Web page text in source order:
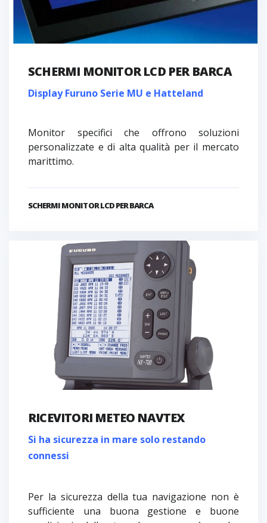
SCHERMI MONITOR LCD PER BARCA
Display Furuno Serie MU e Hatteland
Monitor specifici che offrono soluzioni
personalizzate e di alta qualità per il mercato
marittimo.
SCHERMI MONITOR LCD PER BARCA
RICEVITORI METEO NAVTEX
Si ha sicurezza in mare solo restando
connessi
Per la sicurezza della tua navigazione non è
sufficiente una buona gestione e buone